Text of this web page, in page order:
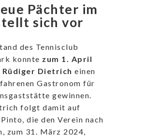
Pächter im
sich vor
des Tennisclub
konnte zum 1. April
Rüdiger Dietrich einen
Gastronom für
gewinnen.
folgt damit auf
die den Verein nach
zum 31. März 2024,